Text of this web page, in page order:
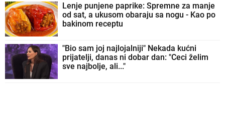
Lenje punjene paprike: Spremne za manje
od sat, a ukusom obaraju sa nogu - Kao po
bakinom receptu
"Bio sam joj najlojalniji" Nekada kućni
prijatelji, danas ni dobar dan: "Ceci želim
sve najbolje, ali..."